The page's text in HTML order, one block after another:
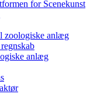
for Scenekunst
zoologiske anlæg
anlæg